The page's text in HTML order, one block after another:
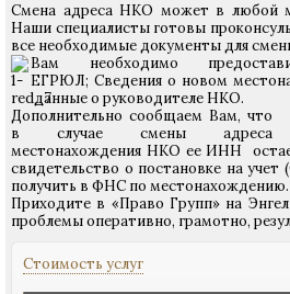
Смена адреса НКО может в любой
Наши специалисты готовы
все необходимые документы для
Вам необходимо
ЕГРЮЛ; Сведения о новом
данные о руководителе НКО.
Дополнительно сообщаем Вам, что
в случае смены адреса
местонахождения НКО ее ИНН
свидетельство о постановке на
получить в ФНС по местонахождению.
Приходите в «Право Групп» на
проблемы оперативно, грамотно,
Стоимость услуг